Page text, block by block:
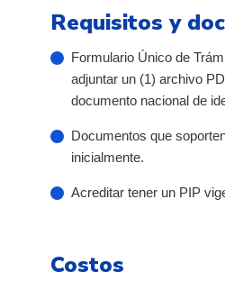
Requisitos y
Formulario Único de
adjuntar un (1) archivo
documento nacional de
Documentos que
inicialmente.
Acreditar tener un PIP
Costos